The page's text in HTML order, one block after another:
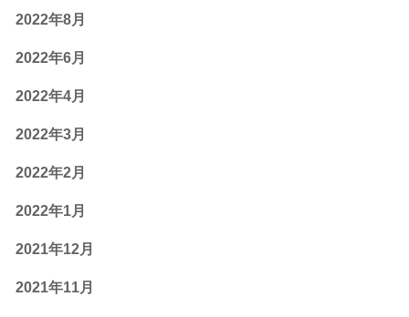
2022年8月
2022年6月
2022年4月
2022年3月
2022年2月
2022年1月
2021年12月
2021年11月